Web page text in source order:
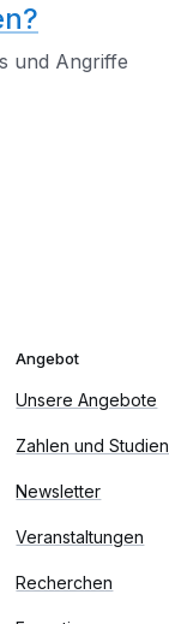
und Angriffe
Angebot
Unsere Angebote
Zahlen und Studien
Newsletter
Veranstaltungen
Recherchen